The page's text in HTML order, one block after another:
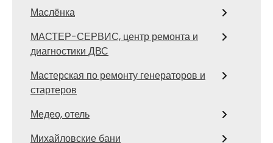
Маслёнка
МАСТЕР-СЕРВИС, центр ремонта и
диагностики ДВС
Мастерская по ремонту генераторов и
стартеров
Медео, отель
Михайловские бани